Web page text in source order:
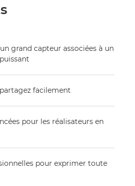
grand capteur associées à un
facilement
pour les réalisateurs en
pour exprimer toute